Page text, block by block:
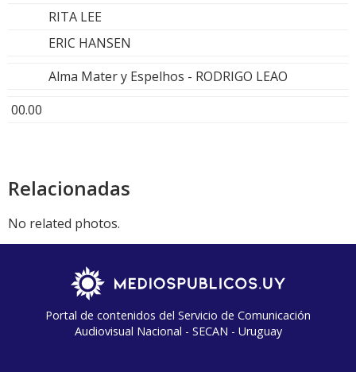
RITA LEE
ERIC HANSEN
Alma Mater y Espelhos - RODRIGO LEAO
00.00
Relacionadas
No related photos.
Portal de contenidos del Servicio de Comunicación
Audiovisual Nacional - SECAN - Uruguay